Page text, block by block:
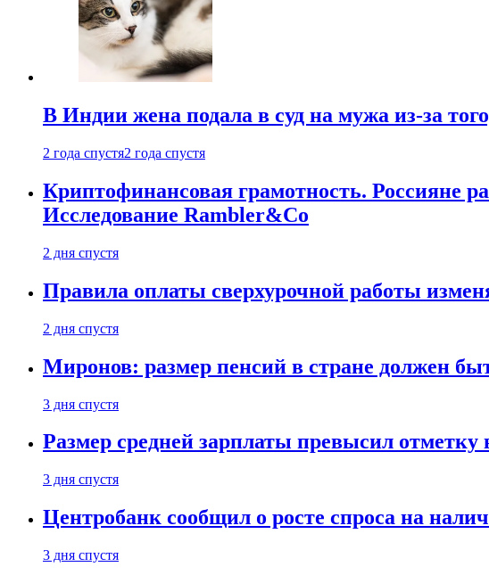
В Индии жена подала в суд на мужа из-за
2 года спустя2 года спустя
Криптофинансовая грамотность. Россияне
Исследование Rambler&Co
2 дня спустя
Правила оплаты сверхурочной работы
2 дня спустя
Миронов: размер пенсий в стране должен
3 дня спустя
Размер средней зарплаты превысил отметку
3 дня спустя
Центробанк сообщил о росте спроса на
3 дня спустя